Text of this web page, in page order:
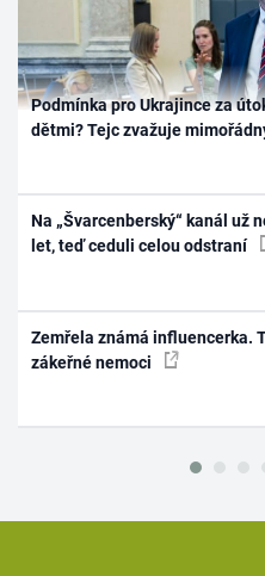
Podmínka pro Ukrajince za
dětmi? Tejc zvažuje
Na „Švarcenberský“ kanál už
let, teď ceduli celou odstraní
Zemřela známá influencerka.
zákeřné nemoci